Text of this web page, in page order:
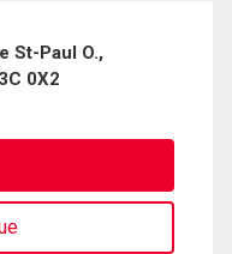
St-Paul O.,
0X2